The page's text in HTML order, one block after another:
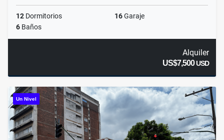
12 Dormitorios 16Garaje
6 Baños
Alquiler
US$7,500USD
Un Nivel